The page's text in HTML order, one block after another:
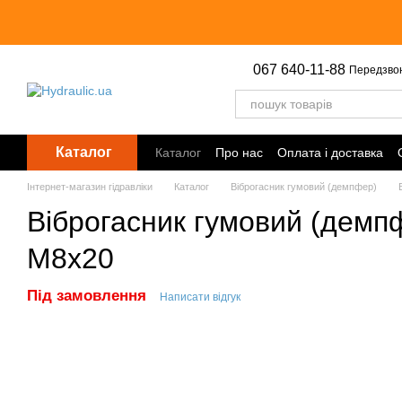
067 640-11-88
Каталог Каталог Про нас Оплата і доставка
Інтернет-магазин гідравліки Каталог Віброгасник гумовий (демпфер)
Віброгасник гумовий
M8х20
Під замовлення Написати відгук